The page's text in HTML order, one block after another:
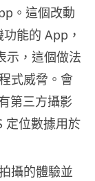
。這個改動
能的 App，
示，這個做法
式威脅。會
第三方攝影
定位數據用於
攝的體驗並